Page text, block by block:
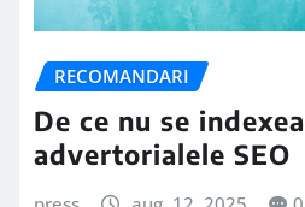
RECOMANDARI
De ce nu se
advertorialele SEO